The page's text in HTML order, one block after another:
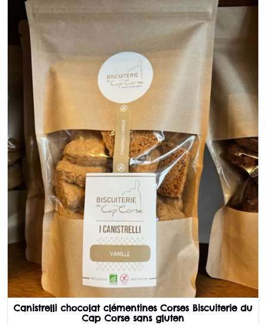
Canistrelli chocolat clémentines Corses Biscuiterie du
Cap Corse sans gluten